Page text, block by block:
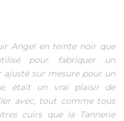
Angel en teinte noir que
pour fabriquer un
ajusté sur mesure pour un
était un vrai plaisir de
avec, tout comme tous
cuirs que la Tannerie